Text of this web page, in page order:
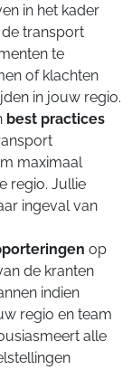
in het kader
transport
te
of klachten
in jouw regio.
best practices
maximaal
regio. Jullie
ingeval van
op
de kranten
indien
regio en team
alle